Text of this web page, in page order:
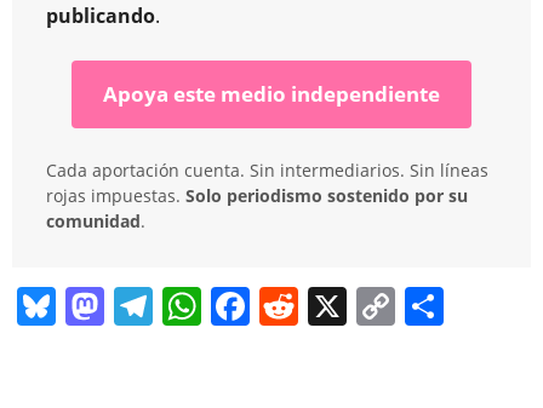
publicando.
Apoya este medio independiente
Cada aportación cuenta. Sin intermediarios. Sin líneas
rojas impuestas. Solo periodismo sostenido por su
comunidad.
Bl M T W F R X C